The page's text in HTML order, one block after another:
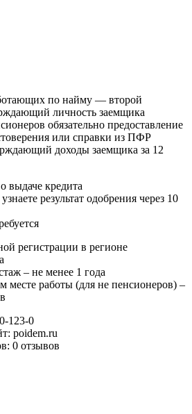
по найму — второй
личность заемщика
обязательно предоставление
или справки из ПФР
доходы заемщика за 12
выдаче кредита
результат одобрения через 10
регистрации в регионе
– не менее 1 года
месте работы (для не пенсионеров) –
123-0
poidem.ru
0 отзывов